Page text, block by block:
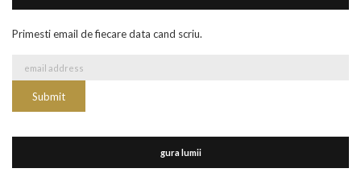
Primesti email de fiecare data cand scriu.
gura lumii